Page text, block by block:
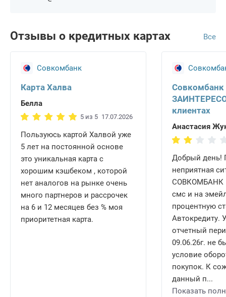
Отзывы о кредитных картах Все
Совкомбанк
Карта Халва
Белла
5 из 5 17.07.2026
Пользуюсь картой Халвой уже
5 лет на постоянной основе
это уникальная карта с
хорошим кэшбеком , которой
нет аналогов на рынке очень
много партнеров и рассрочек
на 6 и 12 месяцев без % моя
приоритетная карта.
Совкомбанк
клиентах
Анастасия
Добрый день!
неприятная
СОВКОМБАНК
смс и на
процентную
Автокредиту.
отчетный
09.06.26г. не
условие
покупок. К
данный п...
Показать